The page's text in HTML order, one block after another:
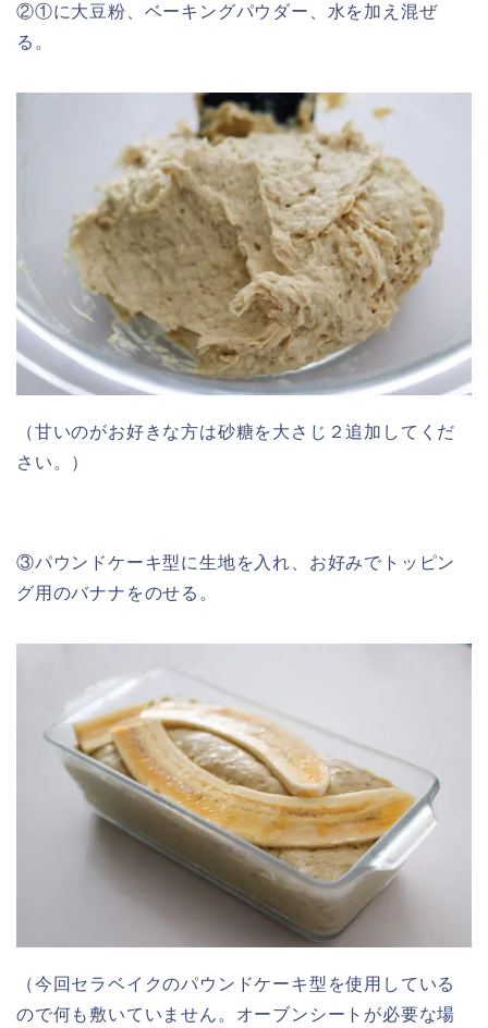
②①に大豆粉、ベーキングパウダー、水を加え混ぜ
る。
（甘いのがお好きな方は砂糖を大さじ２追加してくだ
さい。）
③パウンドケーキ型に生地を入れ、お好みでトッピン
グ用のバナナをのせる。
（今回セラベイクのパウンドケーキ型を使用している
ので何も敷いていません。オーブンシートが必要な場